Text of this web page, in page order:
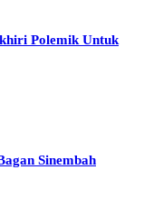
Polemik Untuk
Sinembah